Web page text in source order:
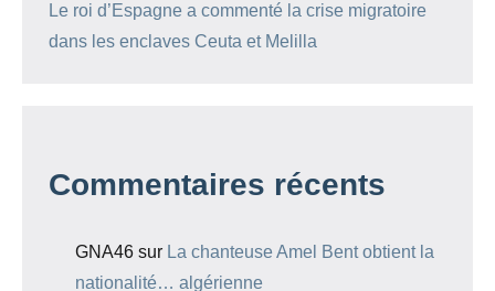
Le roi d’Espagne a commenté la crise migratoire
dans les enclaves Ceuta et Melilla
Commentaires récents
GNA46 sur La chanteuse Amel Bent obtient la
nationalité… algérienne